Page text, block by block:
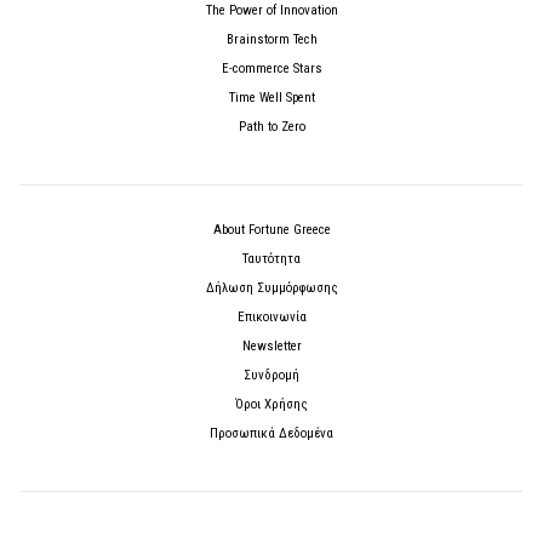
The Power of Innovation
Brainstorm Tech
E-commerce Stars
Time Well Spent
Path to Zero
About Fortune Greece
Ταυτότητα
Δήλωση Συμμόρφωσης
Επικοινωνία
Newsletter
Συνδρομή
Όροι Χρήσης
Προσωπικά Δεδομένα